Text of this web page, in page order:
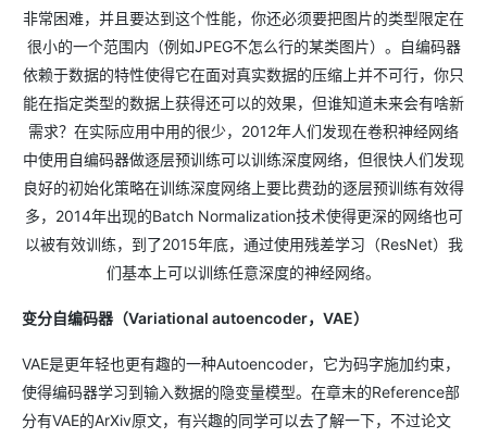
非常困难，并且要达到这个性能，你还必须要把图片的类型限定在
很小的一个范围内（例如JPEG不怎么行的某类图片）。自编码器
依赖于数据的特性使得它在面对真实数据的压缩上并不可行，你只
能在指定类型的数据上获得还可以的效果，但谁知道未来会有啥新
需求？在实际应用中用的很少，2012年人们发现在卷积神经网络
中使用自编码器做逐层预训练可以训练深度网络，但很快人们发现
良好的初始化策略在训练深度网络上要比费劲的逐层预训练有效得
多，2014年出现的Batch Normalization技术使得更深的网络也可
以被有效训练，到了2015年底，通过使用残差学习（ResNet）我
们基本上可以训练任意深度的神经网络。
变分自编码器（Variational autoencoder，VAE）
VAE是更年轻也更有趣的一种Autoencoder，它为码字施加约束，
使得编码器学习到输入数据的隐变量模型。在章末的Reference部
分有VAE的ArXiv原文，有兴趣的同学可以去了解一下，不过论文